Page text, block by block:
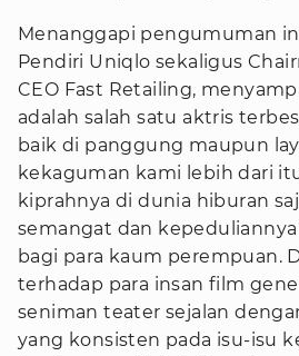
Menanggapi pengumuman
Pendiri Uniqlo sekaligus
CEO Fast Retailing,
adalah salah satu aktris
baik di panggung maupun
kekaguman kami lebih dari
kiprahnya di dunia hiburan
semangat dan
bagi para kaum perempuan.
terhadap para insan film
seniman teater sejalan
yang konsisten pada isu-isu